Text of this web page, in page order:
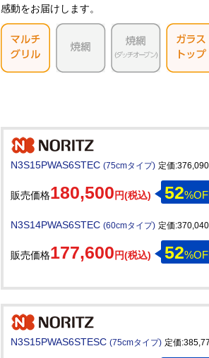
感動をお届けします。
N3S15PWAS6STEC (75cmタイプ) 定価:376,090
販売価格180,500 円(税込) 52
N3S14PWAS6STEC (60cmタイプ) 定価:370,040
販売価格177,600 円(税込) 52
N3S15PWAS6STESC (75cmタイプ) 定価